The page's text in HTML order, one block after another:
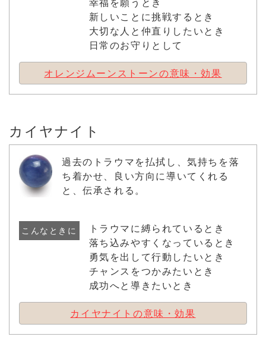
新しいことに挑戦するとき
大切な人と仲直りしたいとき
日常のお守りとして
オレンジムーンストーンの意味・効果
カイヤナイト
過去のトラウマを払拭し、気持ちを落
ち着かせ、良い方向に導いてくれる
と、伝承される。
こんなときに
トラウマに縛られているとき
落ち込みやすくなっているとき
勇気を出して行動したいとき
チャンスをつかみたいとき
成功へと導きたいとき
カイヤナイトの意味・効果